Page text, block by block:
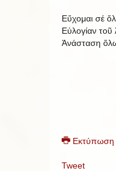
Εὔχομαι σέ
Εὐλογίαν τοῦ
Ἀνάσταση
Εκτύπωση
Tweet